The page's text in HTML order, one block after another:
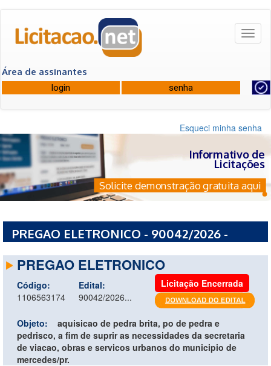
Área de assinantes
Esqueci minha senha
Informativo de
Licitações
Solicite demonstração gratuita aqui
PREGAO ELETRONICO - 90042/2026 -
PREGAO ELETRONICO
Código:
1106563174
Edital:
90042/2026...
Licitação Encerrada
Objeto:
aquisicao de pedra brita, po de pedra e
pedrisco, a fim de suprir as necessidades da secretaria
de viacao, obras e servicos urbanos do municipio de
mercedes/pr.